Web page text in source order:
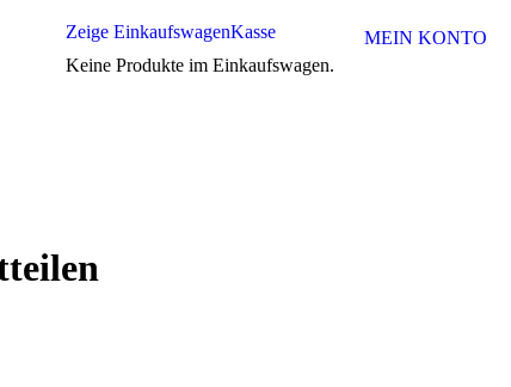
Zeige EinkaufswagenKasse
Keine Produkte im Einkaufswagen.
MEIN KONTO